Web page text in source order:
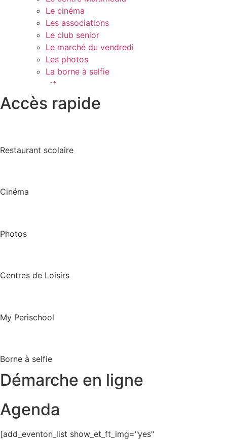
Le cinéma
Les associations
Le club senior
Le marché du vendredi
Les photos
La borne à selfie
Contact
Accès rapide
Restaurant scolaire
Cinéma
Photos
Centres de Loisirs
My Perischool
Borne à selfie
Démarche en ligne
Agenda
[add_eventon_list show_et_ft_img="yes"